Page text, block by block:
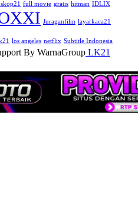
full movie gratis hitman IDLIX
Juraganfilm layarkaca21
los angeles netflix Subtitle Indonesia
By WarnaGroup LK21